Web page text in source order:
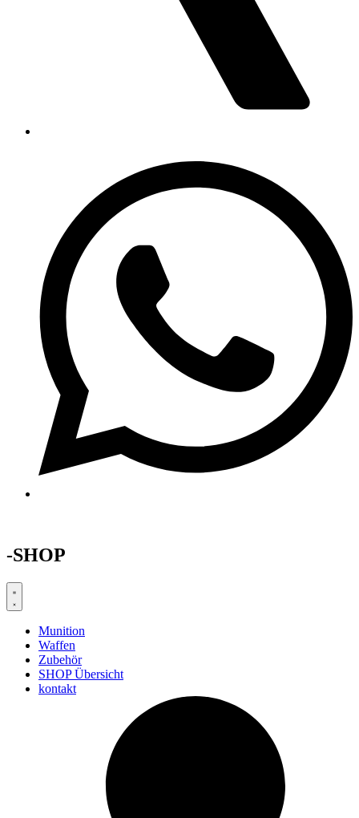
-SHOP
Munition
Waffen
Zubehör
SHOP Übersicht
kontakt